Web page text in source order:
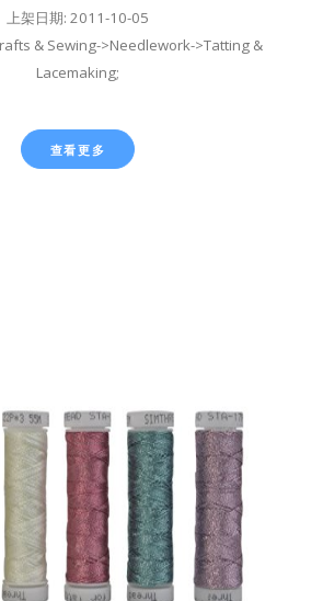
上架日期: 2011-10-05
& Sewing->Needlework->Tatting &
Lacemaking;
查看更多